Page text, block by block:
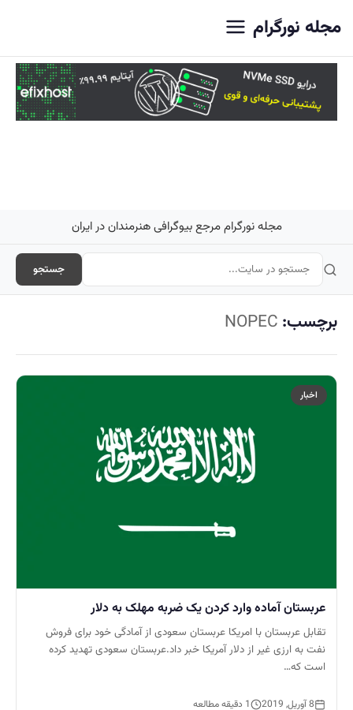
مجله نورگرام
مجله نورگرام مرجع بیوگرافی هنرمندان در ایران
جستجو
برچسب: NOPEC
اخبار
عربستان آماده وارد کردن یک ضربه مهلک به دلار
تقابل عربستان با امریکا عربستان سعودی از آمادگی خود برای فروش
نفت به ارزی غیر از دلار آمریکا خبر داد.عربستان سعودی تهدید کرده
است که…
8 آوریل, 2019 1 دقیقه مطالعه